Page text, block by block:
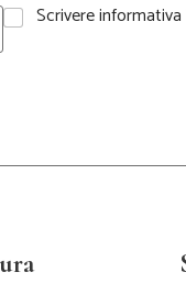
Scrivere informativa